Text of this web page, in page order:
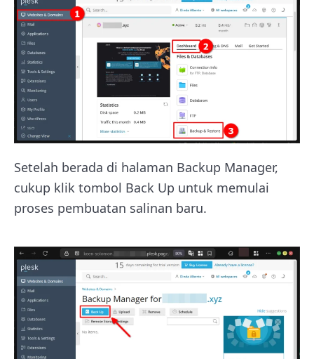
Setelah berada di halaman Backup Manager,
cukup klik tombol Back Up untuk memulai
proses pembuatan salinan baru.